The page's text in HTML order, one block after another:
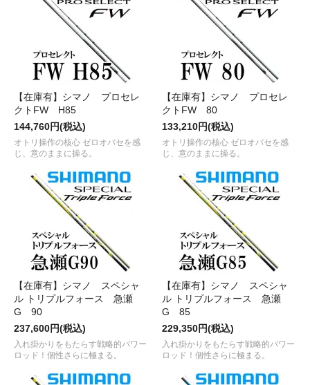
【在庫有】シマノ プロセレ
クトFW H85
144,760円(税込)
オトリ操作の核心 ゼロオバセを感
じ、意のままに操る。
【在庫有】シマノ プロセレ
クトFW 80
133,210円(税込)
オトリ操作の核心 ゼロオバセを感
じ、意のままに操る。
【在庫有】シマノ スペシャ
ル トリプルフォース 急瀬
G 90
237,600円(税込)
入れ掛かりをもたらす戦略的パワー
ロッド！個性さらに極まる。
【在庫有】シマノ スペシャ
ル トリプルフォース 急瀬
G 85
229,350円(税込)
入れ掛かりをもたらす戦略的パワー
ロッド！個性さらに極まる。